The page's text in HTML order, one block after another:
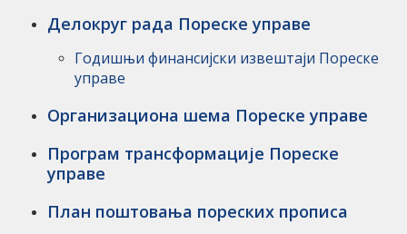
Делокруг рада Пореске управе
Годишњи финансијски извештаји Пореске
управе
Организациона шема Пореске управе
Програм трансформације Пореске
управе
План поштовања пореских прописа